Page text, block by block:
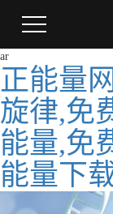
ar
正能量
旋律,免
能量,免
能量下